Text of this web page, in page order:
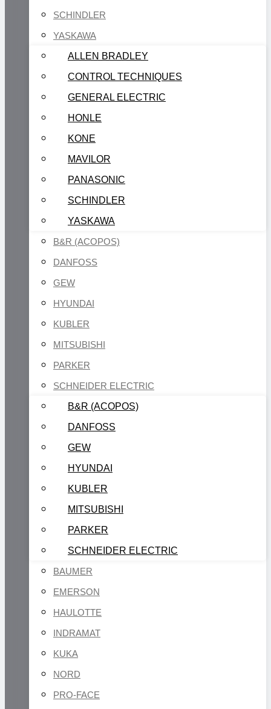
SCHINDLER
YASKAWA
ALLEN BRADLEY
CONTROL TECHNIQUES
GENERAL ELECTRIC
HONLE
KONE
MAVILOR
PANASONIC
SCHINDLER
YASKAWA
B&R (ACOPOS)
DANFOSS
GEW
HYUNDAI
KUBLER
MITSUBISHI
PARKER
SCHNEIDER ELECTRIC
B&R (ACOPOS)
DANFOSS
GEW
HYUNDAI
KUBLER
MITSUBISHI
PARKER
SCHNEIDER ELECTRIC
BAUMER
EMERSON
HAULOTTE
INDRAMAT
KUKA
NORD
PRO-FACE